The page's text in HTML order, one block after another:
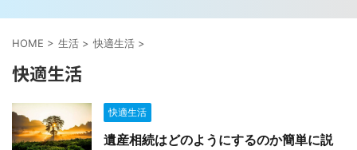
HOME > 生活 > 快適生活 >
快適生活
快適生活
遺産相続はどのようにするのか簡単に説